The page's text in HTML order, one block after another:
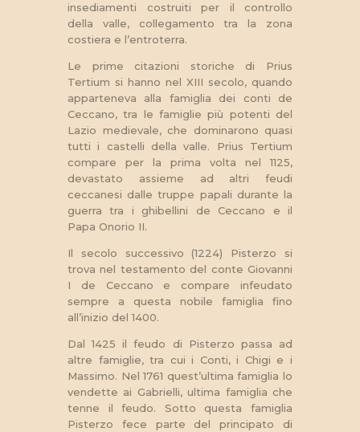
insediamenti costruiti per il controllo
della valle, collegamento tra la zona
costiera e l’entroterra.
Le prime citazioni storiche di Prius
Tertium si hanno nel XIII secolo, quando
apparteneva alla famiglia dei conti de
Ceccano, tra le famiglie più potenti del
Lazio medievale, che dominarono quasi
tutti i castelli della valle. Prius Tertium
compare per la prima volta nel 1125,
devastato assieme ad altri feudi
ceccanesi dalle truppe papali durante la
guerra tra i ghibellini de Ceccano e il
Papa Onorio II.
Il secolo successivo (1224) Pisterzo si
trova nel testamento del conte Giovanni
I de Ceccano e compare infeudato
sempre a questa nobile famiglia fino
all’inizio del 1400.
Dal 1425 il feudo di Pisterzo passa ad
altre famiglie, tra cui i Conti, i Chigi e i
Massimo. Nel 1761 quest’ultima famiglia lo
vendette ai Gabrielli, ultima famiglia che
tenne il feudo. Sotto questa famiglia
Pisterzo fece parte del principato di